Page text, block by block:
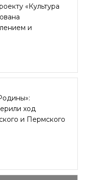
«Культура
и
ход
и Пермского